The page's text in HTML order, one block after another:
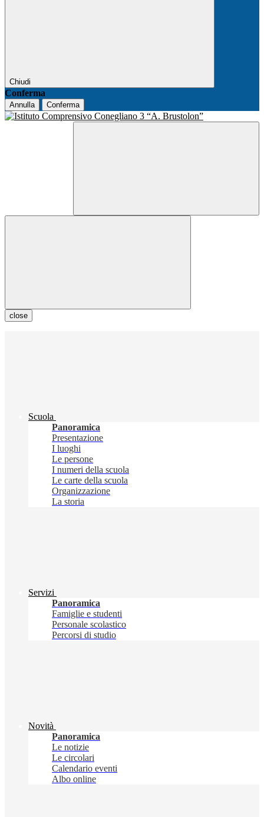
Chiudi
Conferma
Annulla Conferma
close
Scuola
Panoramica
Presentazione
I luoghi
Le persone
I numeri della scuola
Le carte della scuola
Organizzazione
La storia
Servizi
Panoramica
Famiglie e studenti
Personale scolastico
Percorsi di studio
Novità
Panoramica
Le notizie
Le circolari
Calendario eventi
Albo online